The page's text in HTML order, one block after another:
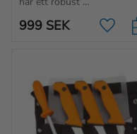
lås. Det bekväma
i trä och fodralet gör den
999 SEK Lägg